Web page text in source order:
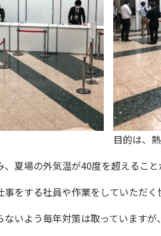
目的は、
、夏場の外気温が40度を超えるこ
事をする社員や作業をしていただく
ないよう毎年対策は取っていますが